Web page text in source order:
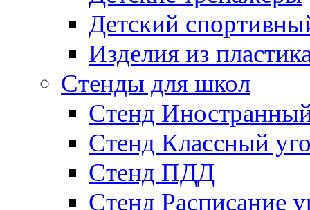
Детский
Изделия из
Стенды для школ
Стенд
Стенд Классный
Стенд ПДД
Стенд Расписание